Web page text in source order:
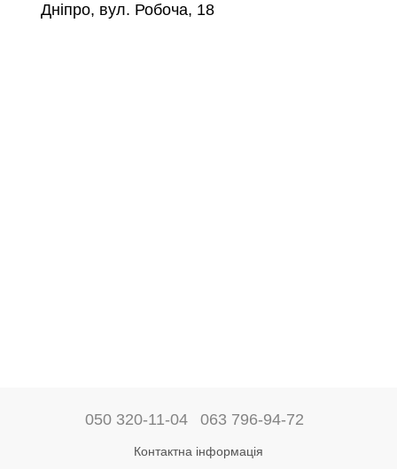
Дніпро, вул. Робоча, 18
050 320-11-04 063 796-94-72
Контактна інформація